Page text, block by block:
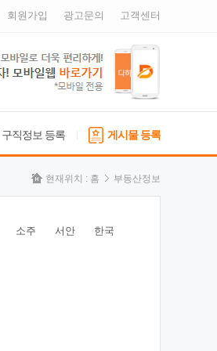
회원가입 광고문의 고객센터
구직정보 등록 게시물 등록
현재위치 : 홈 부동산정보
소주 서안 한국